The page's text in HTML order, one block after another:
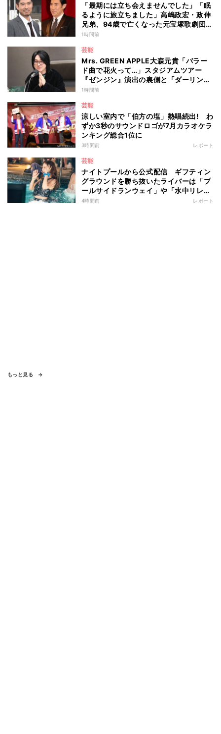
「最期には立ち会えませんでした」「眠
るように旅立ちました」高嶋政宏・政伸
兄弟、94歳で亡くなった元宝塚歌劇団ト
ップスターの母・寿美花代を追悼 ここ
いた
1時間前
芸能
Mrs. GREEN APPLE大森元貴「バラー
ド曲で花火って…」スタジアムツアー
『ゼンジン』演出の裏側と「ダーリン」
への思いを語る
1時間前
芸能
涼しい室内で「伯方の塩」熱唱続出! わ
ずか3秒のサウンドロゴが7月カラオケラ
ンキング総合1位に
3時間前 レポート
芸能
ナイトプールから公式配信 ギフティン
グラウンドを勝ち抜いたライバーは「プ
ールサイドランウェイ」や「水中リレ
ー」にも参加 『イチナナイト★プー
4時間前 レポート
もっと見る